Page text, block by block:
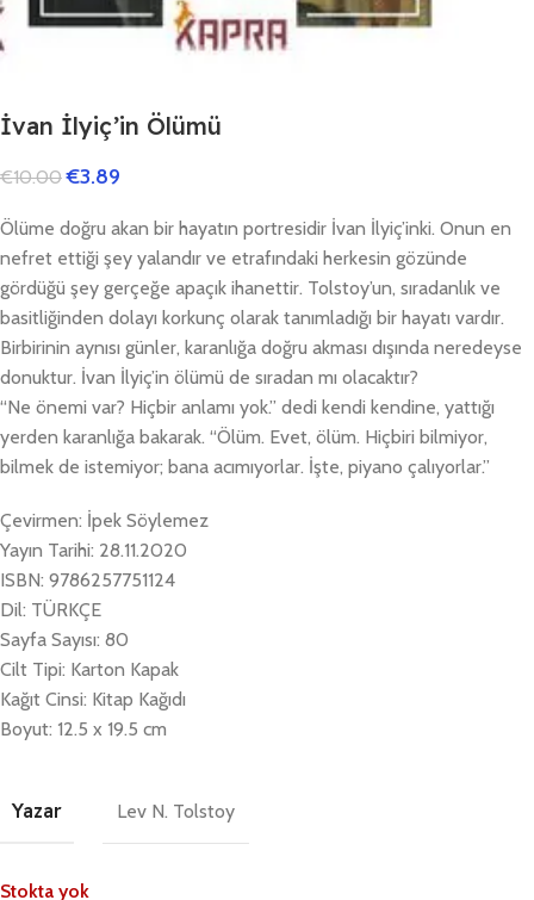
İvan İlyiç’in Ölümü
€10.00 €3.89
Ölüme doğru akan bir hayatın portresidir İvan İlyiç’inki. Onun en
nefret ettiği şey yalandır ve etrafındaki herkesin gözünde
gördüğü şey gerçeğe apaçık ihanettir. Tolstoy’un, sıradanlık ve
basitliğinden dolayı korkunç olarak tanımladığı bir hayatı vardır.
Birbirinin aynısı günler, karanlığa doğru akması dışında neredeyse
donuktur. İvan İlyiç’in ölümü de sıradan mı olacaktır?
“Ne önemi var? Hiçbir anlamı yok.” dedi kendi kendine, yattığı
yerden karanlığa bakarak. “Ölüm. Evet, ölüm. Hiçbiri bilmiyor,
bilmek de istemiyor; bana acımıyorlar. İşte, piyano çalıyorlar.”
Çevirmen: İpek Söylemez
Yayın Tarihi: 28.11.2020
ISBN: 9786257751124
Dil: TÜRKÇE
Sayfa Sayısı: 80
Cilt Tipi: Karton Kapak
Kağıt Cinsi: Kitap Kağıdı
Boyut: 12.5 x 19.5 cm
Yazar Lev N. Tolstoy
Stokta yok